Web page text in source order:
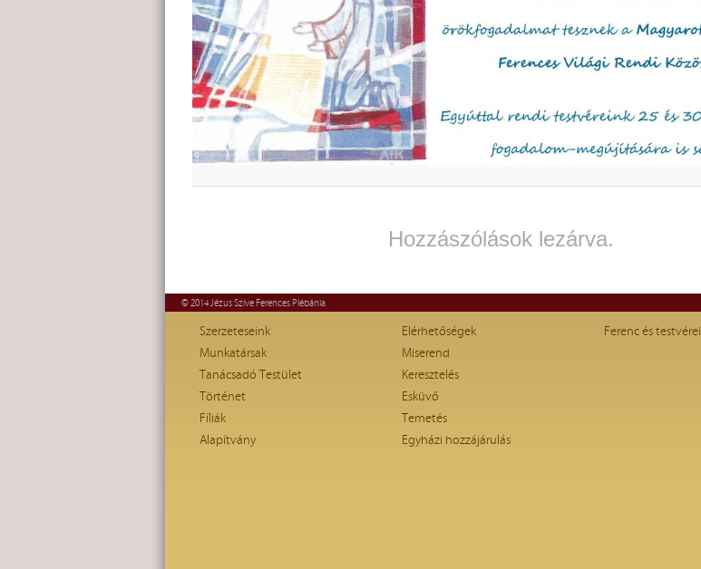
Hozzászólások lezárva.
© 2014 Jézus Szíve Ferences Plébánia
Szerzeteseink
Munkatársak
Tanácsadó Testület
Történet
Fíliák
Alapítvány
Elérhetőségek
Miserend
Keresztelés
Esküvő
Temetés
Egyházi hozzájárulás
Ferenc és testvérei